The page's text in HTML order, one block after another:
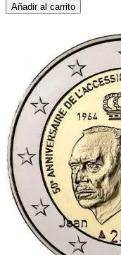
Añadir al carrito